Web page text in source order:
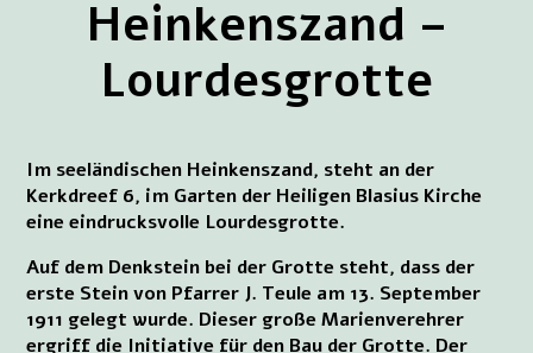
Heinkenszand –
Lourdesgrotte
Im seeländischen Heinkenszand, steht an der
Kerkdreef 6, im Garten der Heiligen Blasius Kirche
eine eindrucksvolle Lourdesgrotte.
Auf dem Denkstein bei der Grotte steht, dass der
erste Stein von Pfarrer J. Teule am 13. September
1911 gelegt wurde. Dieser große Marienverehrer
ergriff die Initiative für den Bau der Grotte. Der